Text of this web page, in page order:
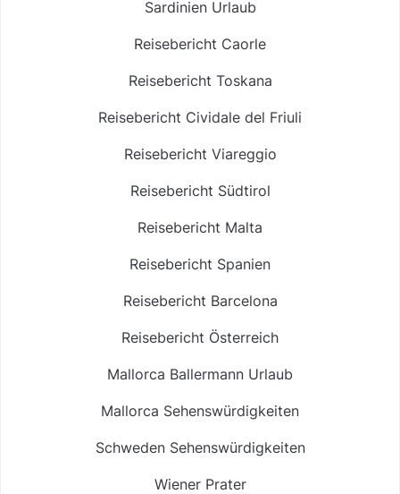
Sardinien Urlaub
Reisebericht Caorle
Reisebericht Toskana
Reisebericht Cividale del Friuli
Reisebericht Viareggio
Reisebericht Südtirol
Reisebericht Malta
Reisebericht Spanien
Reisebericht Barcelona
Reisebericht Österreich
Mallorca Ballermann Urlaub
Mallorca Sehenswürdigkeiten
Schweden Sehenswürdigkeiten
Wiener Prater